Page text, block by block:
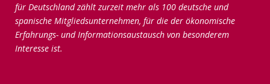
für Deutschland zählt zurzeit mehr als 100 deutsche und
spanische Mitgliedsunternehmen, für die der ökonomische
Erfahrungs- und Informationsaustausch von besonderem
Interesse ist.